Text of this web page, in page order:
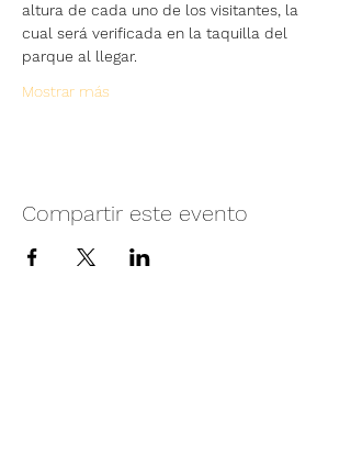
altura de cada uno de los visitantes, la
cual será verificada en la taquilla del
parque al llegar.
Mostrar más
Compartir este evento